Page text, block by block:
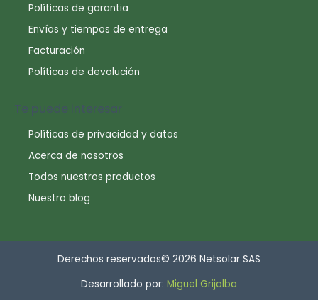
Políticas de garantia
Envíos y tiempos de entrega
Facturación
Políticas de devolución
Te puede interesar
Políticas de privacidad y datos
Acerca de nosotros
Todos nuestros productos
Nuestro blog
Derechos reservados© 2026 Netsolar SAS
Desarrollado por: Miguel Grijalba